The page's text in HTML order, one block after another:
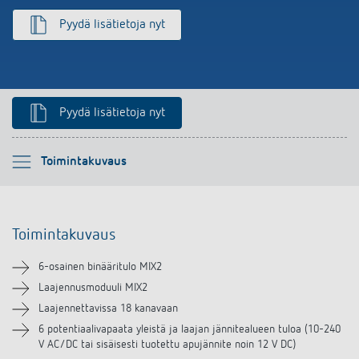
Pyydä lisätietoja nyt
Pyydä lisätietoja nyt
Toimintakuvaus
Ole hyvä ja valitse
Lataukset
Videot
Toimintakuvaus
6-osainen binääritulo MIX2
Laajennusmoduuli MIX2
Laajennettavissa 18 kanavaan
6 potentiaalivapaata yleistä ja laajan jännitealueen tuloa (10-240
V AC/DC tai sisäisesti tuotettu apujännite noin 12 V DC)